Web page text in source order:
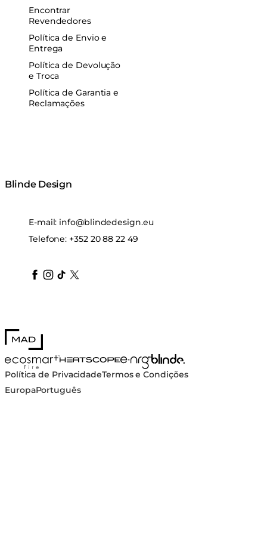
Encontrar
Revendedores
Política de Envio e
Entrega
Política de Devolução
e Troca
Política de Garantia e
Reclamações
Blinde Design
E-mail: info@blindedesign.eu
Telefone: +352 20 88 22 49
blindedesign
blindedesign
blindedesign
blinde-design
blindedesign
MAD Design
EcoSmart FireHEATSCOPE® Heaters
e-NRG Bioethanol
Blinde Design
Política de PrivacidadeTermos e Condições
EuropaPortuguês